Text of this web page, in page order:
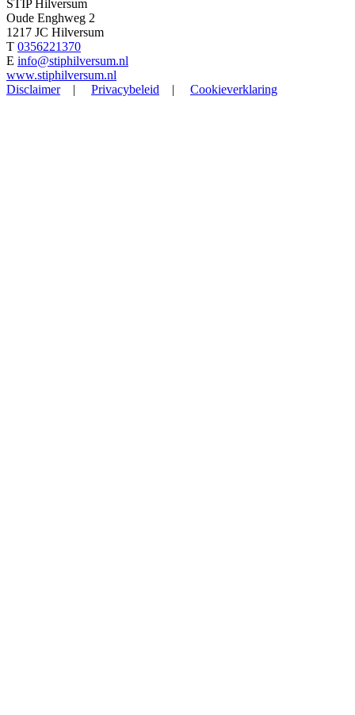
STIP Hilversum
Oude Enghweg 2
1217 JC Hilversum
T 0356221370
E info@stiphilversum.nl
www.stiphilversum.nl
Disclaimer| Privacybeleid | Cookieverklaring